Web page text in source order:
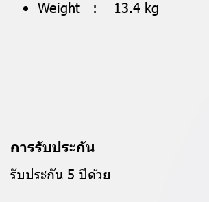
Weight : 13.4 kg
การรับประกัน
รับประกัน 5 ปีด้วย